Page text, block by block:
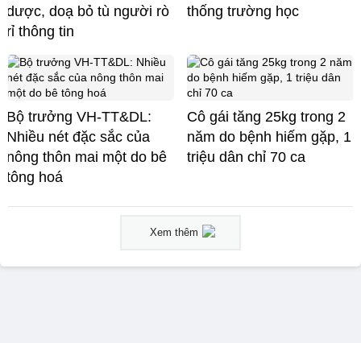
dược, doạ bỏ tù người rò
rỉ thông tin
thống trường học
Bộ trưởng VH-TT&DL:
Nhiều nét đặc sắc của
nông thôn mai một do bê
tông hoá
Cô gái tăng 25kg trong 2
năm do bệnh hiếm gặp, 1
triệu dân chỉ 70 ca
Xem thêm